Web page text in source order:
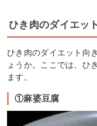
ひき肉のダイエッ
ひき肉のダイエット向
ょうか。ここでは、ひ
ます。
①麻婆豆腐